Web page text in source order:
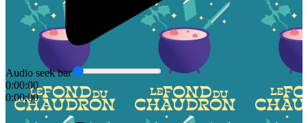
Audio seek bar
0:00:00
0:00:00